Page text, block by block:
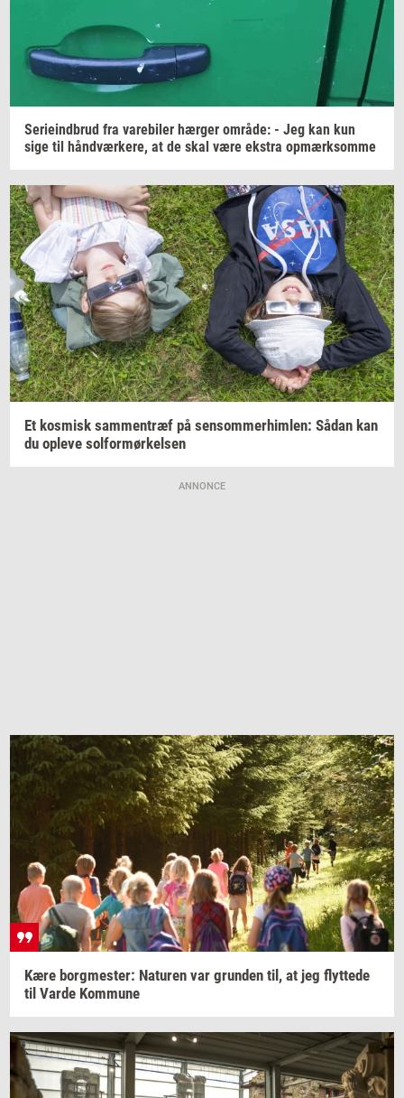
Se­ri­e­ind­brud fra va­re­bi­ler hær­ger om­rå­de: - Jeg kan kun
sige til hånd­vær­ke­re, at de skal være ek­stra op­mærk­som­me
Et kos­misk sam­men­træf på sen­som­mer­him­len: Sådan kan
du op­le­ve sol­for­mør­kel­sen
ANNONCE
Kære borg­me­ster: Na­tu­ren var grun­den til, at jeg flyt­te­de
til Varde Kom­mu­ne